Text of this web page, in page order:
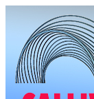
contenuto